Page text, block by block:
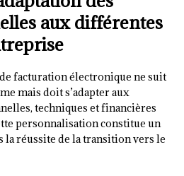
aux différentes
de facturation électronique ne suit
mais doit s’adapter aux
techniques et financières
personnalisation constitue un
la réussite de la transition vers le